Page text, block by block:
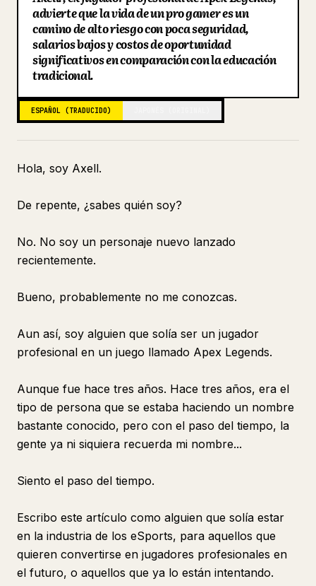
Blog
Actualizaciones
advierte que la vida de un pro gamer es un
camino de alto riesgo con poca seguridad,
salarios bajos y costos de oportunidad
significativos en comparación con la educación
tradicional.
ESPAÑOL (TRADUCIDO)
Hola, soy Axell.
De repente, ¿sabes quién soy?
No. No soy un personaje nuevo lanzado
recientemente.
Bueno, probablemente no me conozcas.
Aun así, soy alguien que solía ser un jugador
profesional en un juego llamado Apex Legends.
Aunque fue hace tres años. Hace tres años, era el
tipo de persona que se estaba haciendo un nombre
bastante conocido, pero con el paso del tiempo, la
gente ya ni siquiera recuerda mi nombre...
Siento el paso del tiempo.
Escribo este artículo como alguien que solía estar
en la industria de los eSports, para aquellos que
quieren convertirse en jugadores profesionales en
el futuro, o aquellos que ya lo están intentando.